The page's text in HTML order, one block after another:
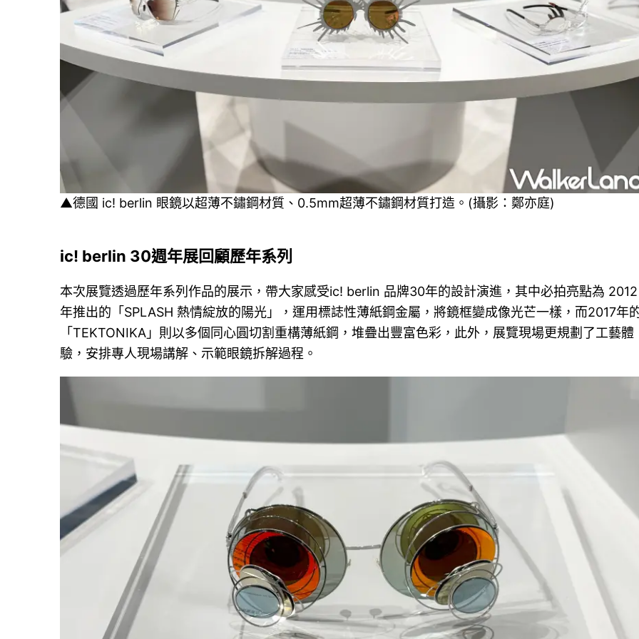
▲德國 ic! berlin 眼鏡以超薄不鏽鋼材質、0.5mm超薄不鏽鋼材質打造。(攝影：鄭亦庭)
ic! berlin 30週年展回顧歷年系列
本次展覽透過歷年系列作品的展示，帶大家感受ic! berlin 品牌30年的設計演進，其中必拍亮點為 2012
年推出的「SPLASH 熱情綻放的陽光」，運用標誌性薄紙鋼金屬，將鏡框變成像光芒一樣，而2017年
「TEKTONIKA」則以多個同心圓切割重構薄紙鋼，堆疊出豐富色彩，此外，展覽現場更規劃了工藝體
驗，安排專人現場講解、示範眼鏡拆解過程。